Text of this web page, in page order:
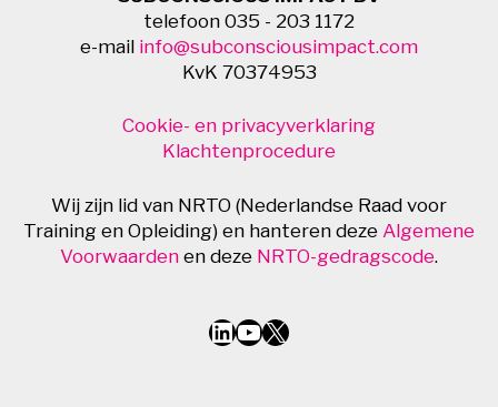
telefoon 035 - 203 1172
e-mail info@subconsciousimpact.com
KvK 70374953
Cookie- en privacyverklaring
Klachtenprocedure
Wij zijn lid van NRTO (Nederlandse Raad voor
Training en Opleiding) en hanteren deze Algemene
Voorwaarden en deze NRTO-gedragscode.
LinkedIn
YouTube
X